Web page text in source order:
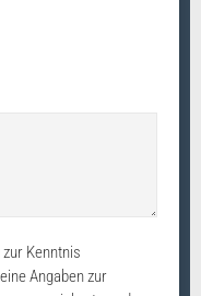
zur Kenntnis
Angaben zur